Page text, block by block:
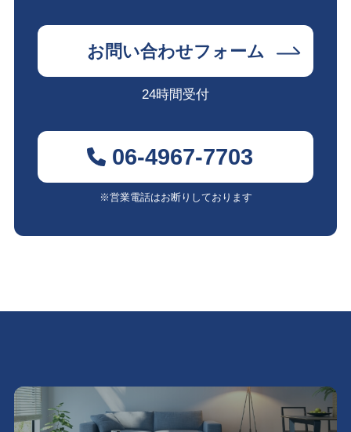
お問い合わせフォーム
24時間受付
06-4967-7703
※営業電話はお断りしております